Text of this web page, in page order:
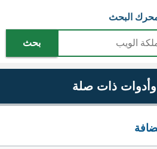
البحث
بحث
ذات صلة